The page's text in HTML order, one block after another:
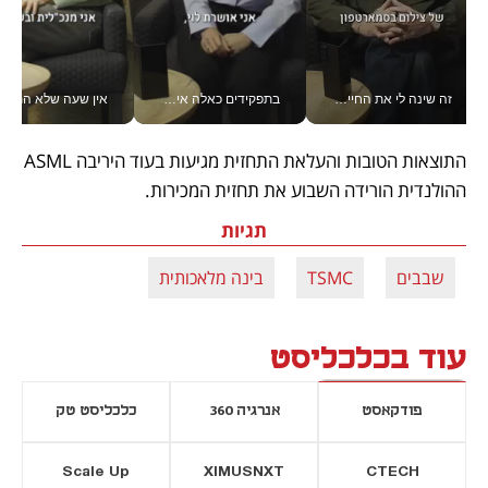
זה שינה לי את החיים: איך עידו איז'ק הופך את הסמארטפון לכלי צילום מקצועי_v בתפקידים כאלה אי אפשר לחכות: אושרת לוי מניעה השקעות ענק מהטלפון_v
ההולנדית הורידה השבוע את תחזית המכירות.
תגיות
שבבים TSMC בינה מלאכותית
עוד בכלכליסט
פודקאסט אנרגיה 360 כלכליסט טק
CTECH
XIMUSNXT
Scale Up